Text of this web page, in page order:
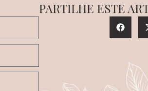
PARTILHE ESTE